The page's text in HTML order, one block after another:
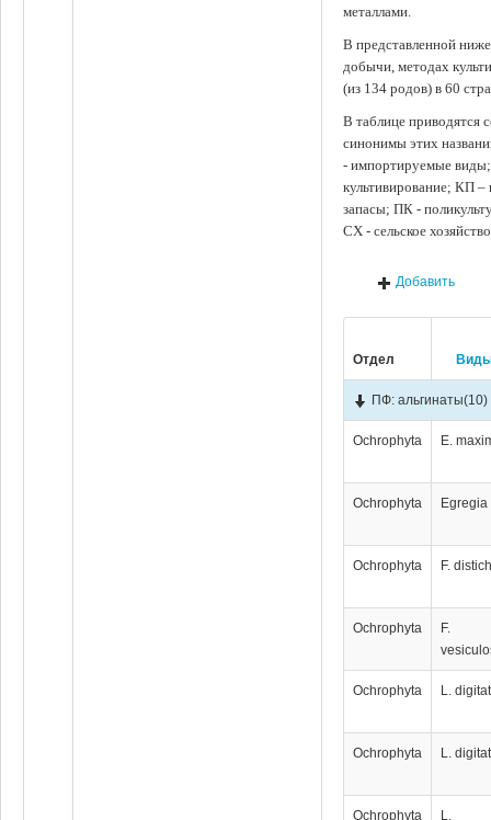
металлами.
В представленной
добычи, методах
(из 134 родов) в 60
В таблице приводятся
синонимы этих
- импортируемые
культивирование; КП
запасы; ПК -
СХ - сельское
Добавить
Отдел
ПФ: альгинаты(10)
Ochrophyta E.
Ochrophyta Egregia
Ochrophyta F.
Ochrophyta
F.
Ochrophyta L.
Ochrophyta L.
Ochrophyta
L.